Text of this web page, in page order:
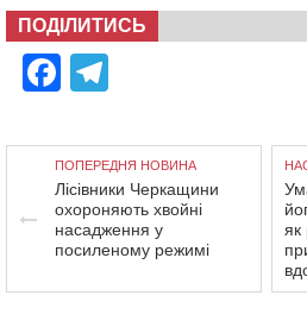
ПОДІЛИТИСЬ
Facebook
ПОПЕРЕДНЯ НОВИНА
Лісівники Черкащини
охороняють хвойні
насадження у
посиленому режимі
як